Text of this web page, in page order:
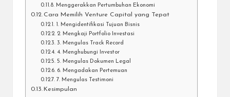
Menggerakkan Pertumbuhan Ekonomi
Cara Memilih Venture Capital yang Tepat
1. Mengidentifikasi Tujuan Bisnis
2. Mengkaji Portfolio Investasi
3. Mengulas Track Record
4. Menghubungi Investor
5. Mengulas Dokumen Legal
6. Mengadakan Pertemuan
7. Mengulas Testimoni
Kesimpulan